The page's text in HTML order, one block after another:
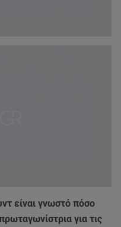
είναι γνωστό πόσο
για τις